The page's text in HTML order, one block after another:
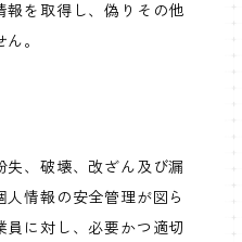
報を取得し、偽りその他
。
失、破壊、改ざん及び漏
情報の安全管理が図ら
員に対し、必要かつ適切